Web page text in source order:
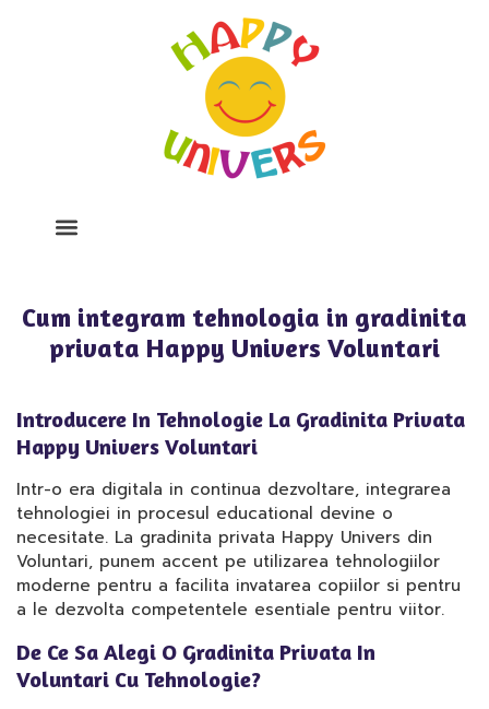
Cum integram tehnologia in gradinita
privata Happy Univers Voluntari
Introducere In Tehnologie La Gradinita Privata
Happy Univers Voluntari
Intr-o era digitala in continua dezvoltare, integrarea
tehnologiei in procesul educational devine o
necesitate. La gradinita privata Happy Univers din
Voluntari, punem accent pe utilizarea tehnologiilor
moderne pentru a facilita invatarea copiilor si pentru
a le dezvolta competentele esentiale pentru viitor.
De Ce Sa Alegi O Gradinita Privata In
Voluntari Cu Tehnologie?